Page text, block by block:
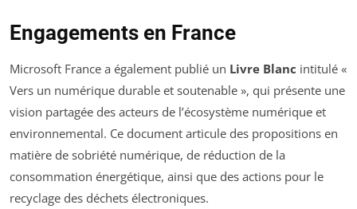
Engagements en France
Microsoft France a également publié un Livre Blanc intitulé «
Vers un numérique durable et soutenable », qui présente une
vision partagée des acteurs de l’écosystème numérique et
environnemental. Ce document articule des propositions en
matière de sobriété numérique, de réduction de la
consommation énergétique, ainsi que des actions pour le
recyclage des déchets électroniques.